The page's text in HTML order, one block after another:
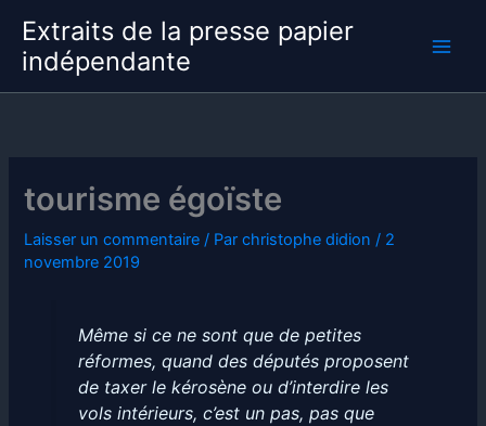
contenu
Extraits de la presse papier
indépendante
tourisme égoïste
Laisser un commentaire / Parchristophe didion / 2
novembre 2019
Même si ce ne sont que de petites
réformes, quand des députés proposent
de taxer le kérosène ou d’interdire les
vols intérieurs, c’est un pas, pas que